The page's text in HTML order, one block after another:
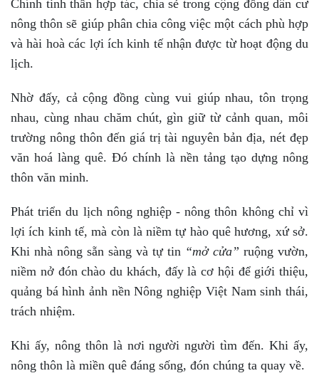
Chính tinh thần hợp tác, chia sẻ trong cộng đồng dân cư
nông thôn sẽ giúp phân chia công việc một cách phù hợp
và hài hoà các lợi ích kinh tế nhận được từ hoạt động du
lịch.
Nhờ đấy, cả cộng đồng cùng vui giúp nhau, tôn trọng
nhau, cùng nhau chăm chút, gìn giữ từ cảnh quan, môi
trường nông thôn đến giá trị tài nguyên bản địa, nét đẹp
văn hoá làng quê. Đó chính là nền tảng tạo dựng nông
thôn văn minh.
Phát triển du lịch nông nghiệp - nông thôn không chỉ vì
lợi ích kinh tế, mà còn là niềm tự hào quê hương, xứ sở.
Khi nhà nông sẵn sàng và tự tin “mở cửa” ruộng vườn,
niềm nở đón chào du khách, đấy là cơ hội để giới thiệu,
quảng bá hình ảnh nền Nông nghiệp Việt Nam sinh thái,
trách nhiệm.
Khi ấy, nông thôn là nơi người người tìm đến. Khi ấy,
nông thôn là miền quê đáng sống, đón chúng ta quay về.